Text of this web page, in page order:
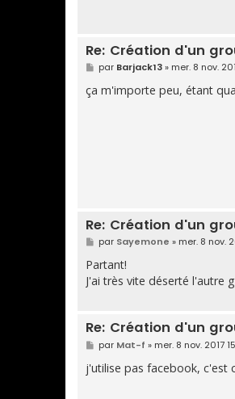
Re: Création d'un
M
e
s
s
par Barjack13» mer. 8 nov.
ça m'importe peu, étant
Re: Création d'un
M
e
s
s
a
par Sayemone » mer. 8 nov.
Partant!
J'ai très vite déserté l'autre
Re: Création d'un
M
e
s
s
par Mat-f » mer. 8 nov. 2017
j'utilise pas facebook, c'est